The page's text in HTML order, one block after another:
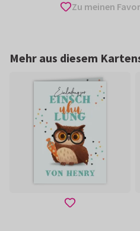
Zu meinen
Mehr aus diesem